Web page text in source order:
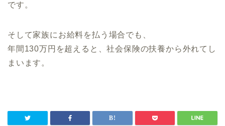
です。
そして家族にお給料を払う場合でも、
年間130万円を超えると、社会保険の扶養から外れてし
まいます。